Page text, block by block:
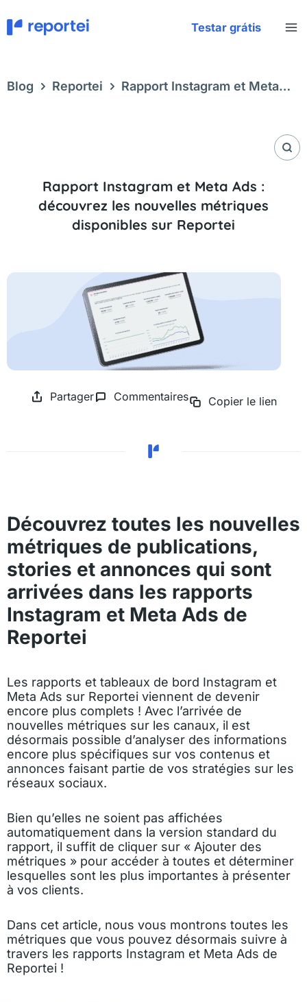
au
contenu
Testar grátis
Blog Reportei
Rapport Instagram et Meta
Rapport Instagram et Meta Ads :
découvrez les nouvelles métriques
disponibles sur Reportei
Partager Commentaires Copier le lien
Découvrez toutes les nouvelles
métriques de publications,
stories et annonces qui sont
arrivées dans les rapports
Instagram et Meta Ads de
Reportei
Les rapports et tableaux de bord Instagram et
Meta Ads sur Reportei viennent de devenir
encore plus complets ! Avec l’arrivée de
nouvelles métriques sur les canaux, il est
désormais possible d’analyser des informations
encore plus spécifiques sur vos contenus et
annonces faisant partie de vos stratégies sur les
réseaux sociaux.
Bien qu’elles ne soient pas affichées
automatiquement dans la version standard du
rapport, il suffit de cliquer sur « Ajouter des
métriques » pour accéder à toutes et déterminer
lesquelles sont les plus importantes à présenter
à vos clients.
Dans cet article, nous vous montrons toutes les
métriques que vous pouvez désormais suivre à
travers les rapports Instagram et Meta Ads de
Reportei !